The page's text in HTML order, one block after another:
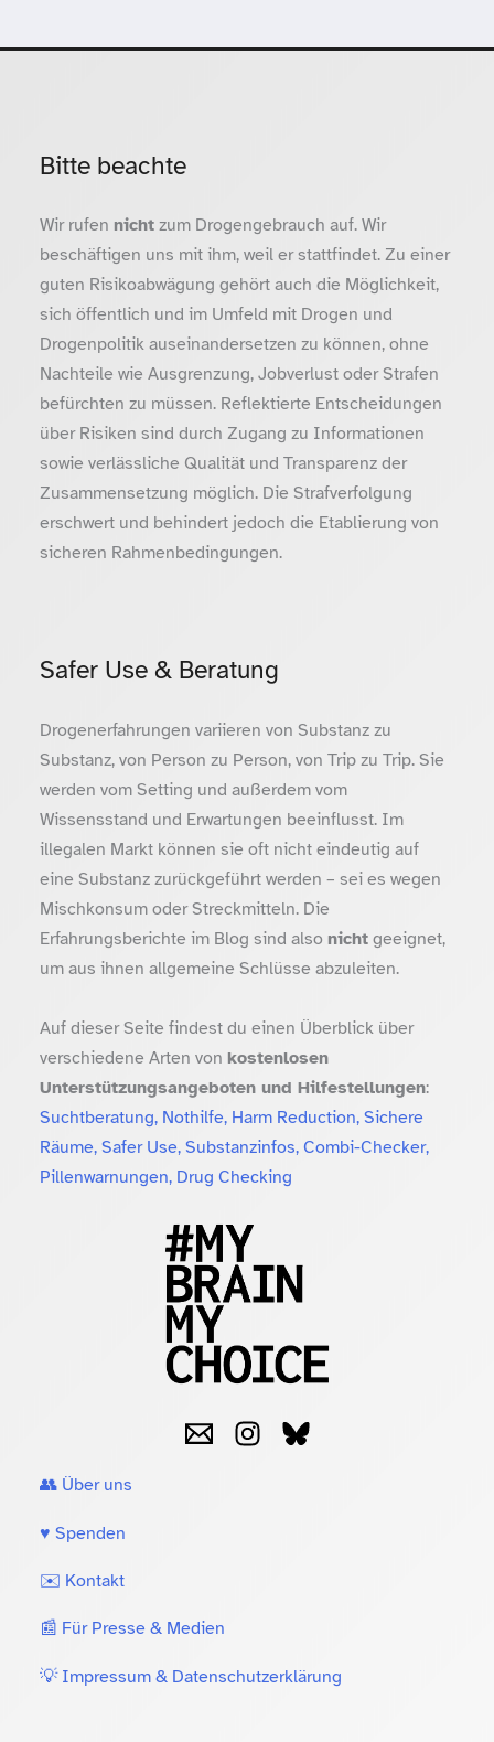
Bitte beachte
Wir rufen nichtzum Drogengebrauch auf. Wir
beschäftigen uns mit ihm, weil er stattfindet. Zu einer
guten Risikoabwägung gehört auch die Möglichkeit,
sich öffentlich und im Umfeld mit Drogen und
Drogenpolitik auseinandersetzen zu können, ohne
Nachteile wie Ausgrenzung, Jobverlust oder Strafen
befürchten zu müssen. Reflektierte Entscheidungen
über Risiken sind durch Zugang zu Informationen
sowie verlässliche Qualität und Transparenz der
Zusammensetzung möglich. Die Strafverfolgung
erschwert und behindert jedoch die Etablierung von
sicheren Rahmenbedingungen.
Safer Use & Beratung
Drogenerfahrungen variieren von Substanz zu
Substanz, von Person zu Person, von Trip zu Trip. Sie
werden vom Setting und außerdem vom
Wissensstand und Erwartungen beeinflusst. Im
illegalen Markt können sie oft nicht eindeutig auf
eine Substanz zurückgeführt werden – sei es wegen
Mischkonsum oder Streckmitteln. Die
Erfahrungsberichte im Blog sind also nichtgeeignet,
um aus ihnen allgemeine Schlüsse abzuleiten.
Auf dieser Seite findest du einen Überblick über
verschiedene Arten von kostenlosen
Unterstützungsangeboten und Hilfestellungen:
Suchtberatung, Nothilfe, Harm Reduction, Sichere
Räume, Safer Use, Substanzinfos, Combi-Checker,
Pillenwarnungen, Drug Checking
👥 Über uns
♥️ Spenden
✉️ Kontakt
📰 Für Presse & Medien
💡 Impressum & Datenschutzerklärung